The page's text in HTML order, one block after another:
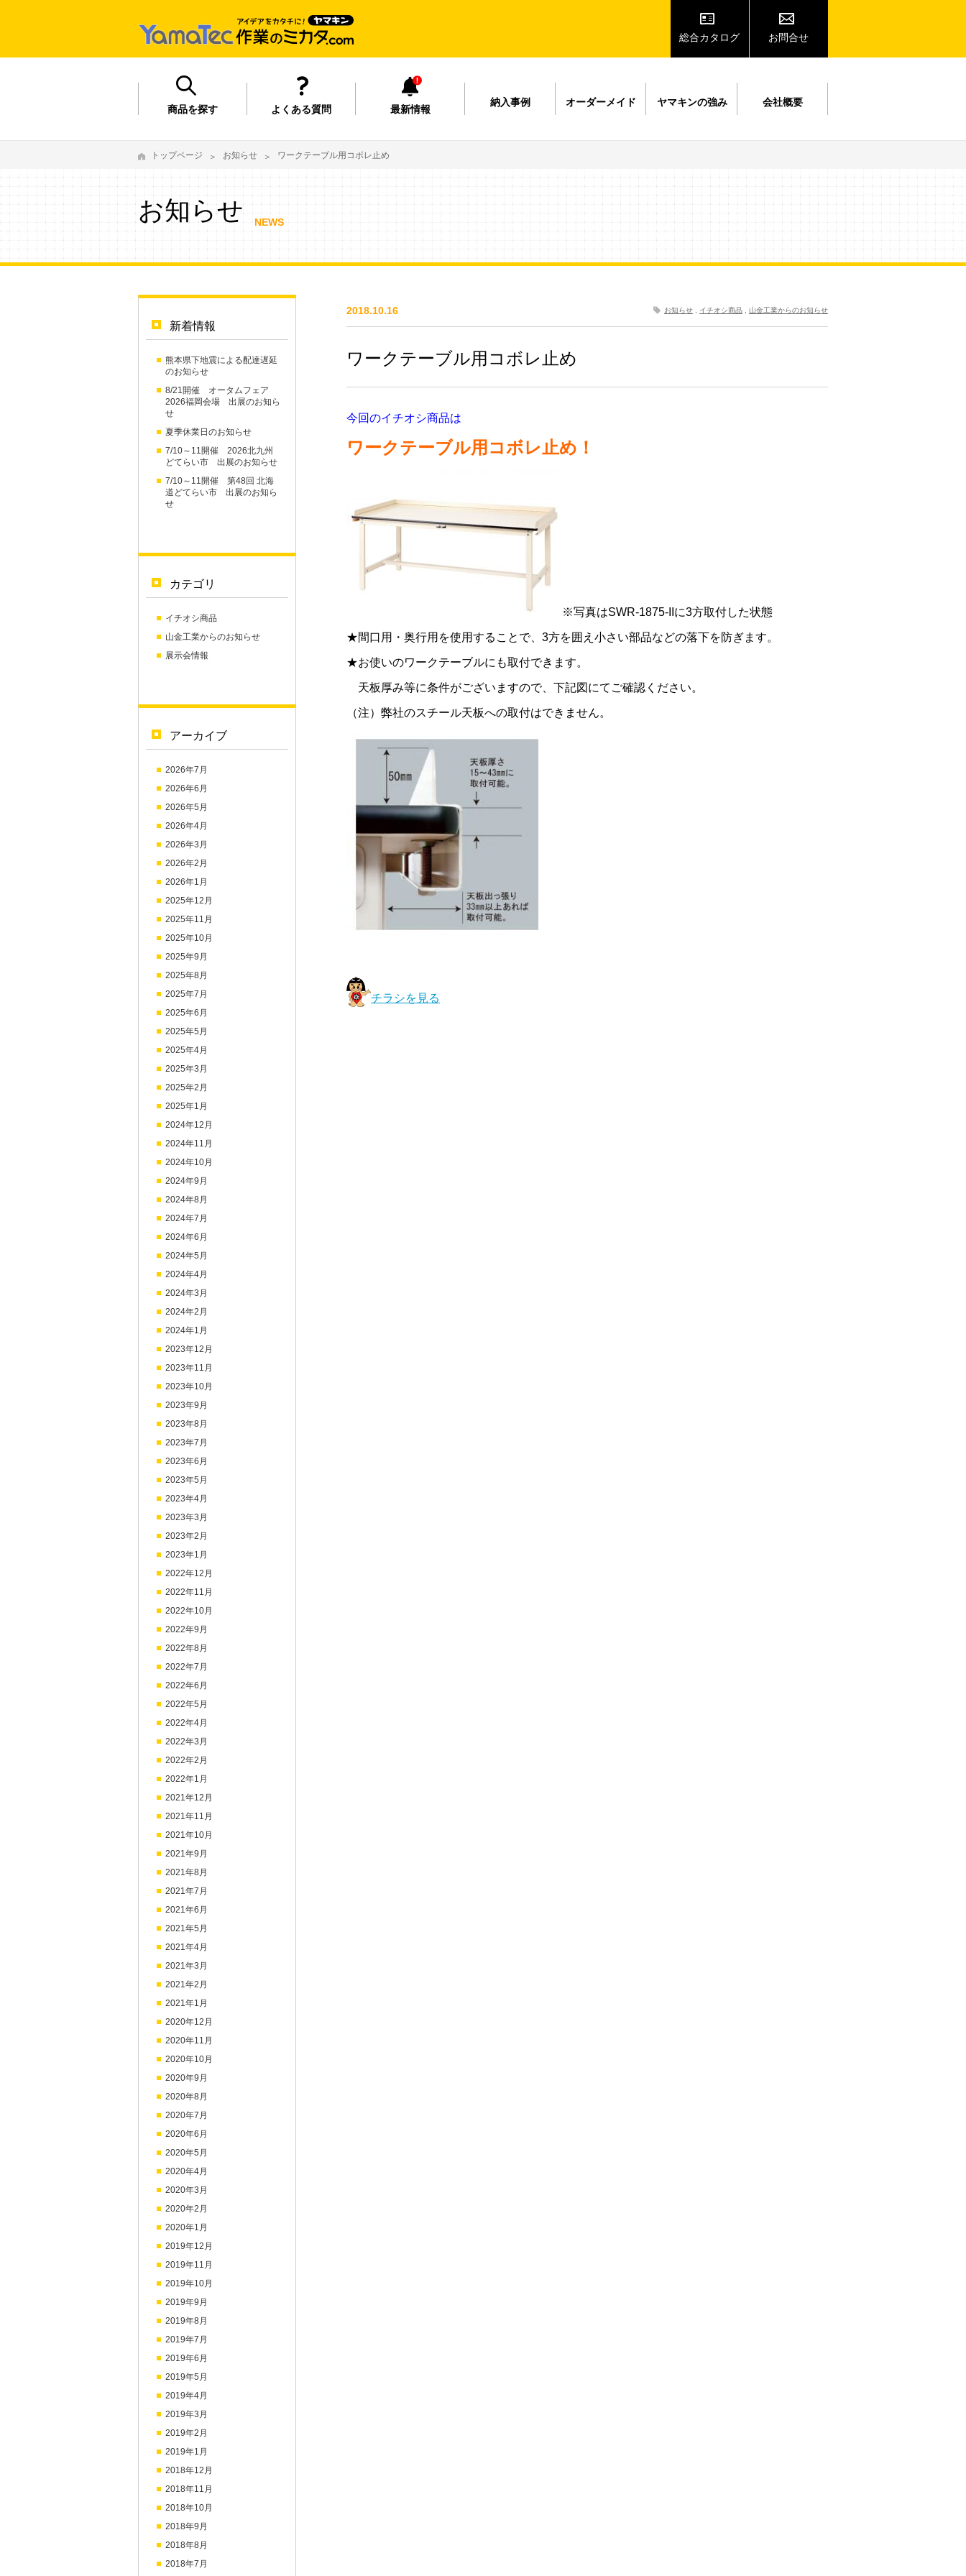
総合カタログ お問合せ
商品を探す よくある質問 最新情報
納入事例 オーダーメイド ヤマキンの強み 会社概要
トップページ お知らせ ワークテーブル用コボレ止め
お知らせ NEWS
新着情報
熊本県下地震による配達遅延
のお知らせ
8/21開催 オータムフェア
2026福岡会場 出展のお知ら
せ
夏季休業日のお知らせ
7/10～11開催 2026北九州
どてらい市 出展のお知らせ
7/10～11開催 第48回 北海
道どてらい市 出展のお知ら
せ
カテゴリ
イチオシ商品
山金工業からのお知らせ
展示会情報
アーカイブ
2026年7月
2026年6月
2026年5月
2026年4月
2026年3月
2026年2月
2026年1月
2025年12月
2025年11月
2025年10月
2025年9月
2025年8月
2025年7月
2025年6月
2025年5月
2025年4月
2025年3月
2025年2月
2025年1月
2024年12月
2024年11月
2024年10月
2024年9月
2024年8月
2024年7月
2024年6月
2024年5月
2024年4月
2024年3月
2024年2月
2024年1月
2023年12月
2023年11月
2023年10月
2023年9月
2023年8月
2023年7月
2023年6月
2023年5月
2023年4月
2023年3月
2023年2月
2023年1月
2022年12月
2022年11月
2022年10月
2022年9月
2022年8月
2022年7月
2022年6月
2022年5月
2022年4月
2022年3月
2022年2月
2022年1月
2021年12月
2021年11月
2021年10月
2021年9月
2021年8月
2021年7月
2021年6月
2021年5月
2021年4月
2021年3月
2021年2月
2021年1月
2020年12月
2020年11月
2020年10月
2020年9月
2020年8月
2020年7月
2020年6月
2020年5月
2020年4月
2020年3月
2020年2月
2020年1月
2019年12月
2019年11月
2019年10月
2019年9月
2019年8月
2019年7月
2019年6月
2019年5月
2019年4月
2019年3月
2019年2月
2019年1月
2018年12月
2018年11月
2018年10月
2018年9月
2018年8月
2018年7月
2018.10.16 お知らせ イチオシ商品 山金工業からのお知らせ
ワークテーブル用コボレ止め
今回のイチオシ商品は
ワークテーブル用コボレ止め！
※写真はSWR-1875-IIに3方取付した状態
★間口用・奥行用を使用することで、3方を囲え小さい部品などの落下を防ぎます。
★お使いのワークテーブルにも取付できます。
天板厚み等に条件がございますので、下記図にてご確認ください。
（注）弊社のスチール天板への取付はできません。
チラシを見る